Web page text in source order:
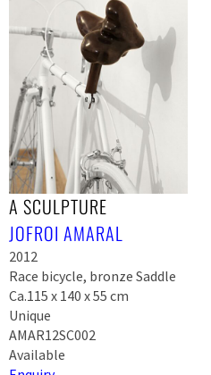
A SCULPTURE
JOFROI AMARAL
2012
Race bicycle, bronze Saddle
Ca.115 x 140 x 55 cm
Unique
AMAR12SC002
Available